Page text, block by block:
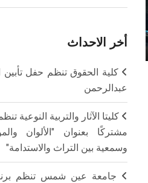
أخر الاحداث
كلية الحقوق تنظم حفل تأبين
عبدالرحمن
كليتا الآثار والتربية النوعية
مشتركًا بعنوان "الألوان
وسمعية بين التراث والاستدامة"
جامعة عين شمس تنظم